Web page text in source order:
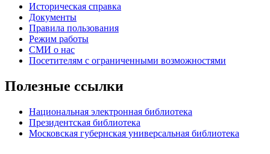
Историческая справка
Документы
Правила пользования
Режим работы
СМИ о нас
Посетителям с ограниченными возможностями
Полезные ссылки
Национальная электронная библиотека
Президентская библиотека
Московская губернская универсальная библиотека